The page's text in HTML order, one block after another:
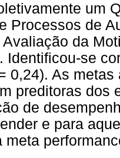
um
Processos de
da
Identificou-se
0,24). As metas
preditoras dos
de
e para
meta